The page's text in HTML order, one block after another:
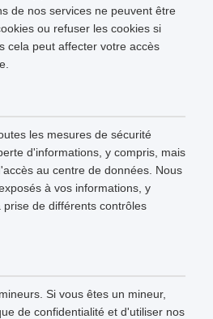
de nos services ne peuvent être
ou refuser les cookies si
cela peut affecter votre accès
les mesures de sécurité
d'informations, y compris, mais
au centre de données. Nous
à vos informations, y
de différents contrôles
Si vous êtes un mineur,
de confidentialité et d'utiliser nos